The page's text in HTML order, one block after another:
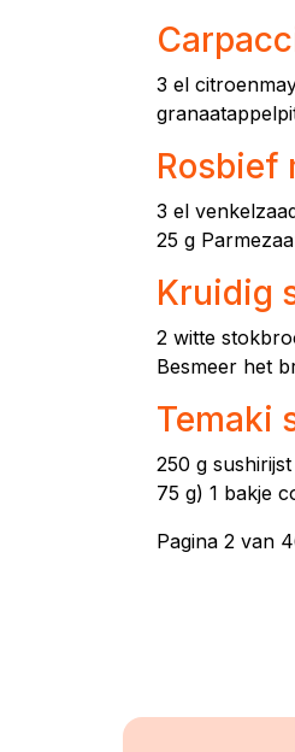
3 el
Rosbief
3 el
25 g
Kruidig
2 witte
Besmeer het
Temaki
250 g
75 g) 1 bakje
Pagina 2 van